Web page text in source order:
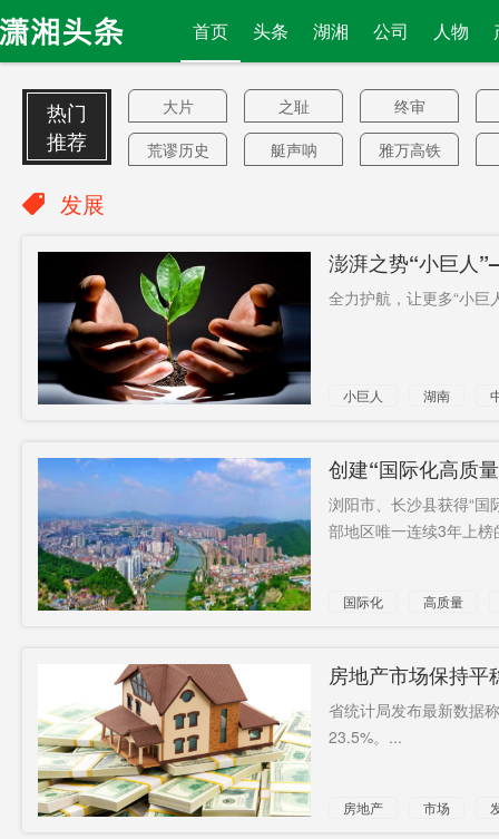
首页 头条 湖湘 公司 人物
热门
推荐
大片 之耻
终审
荒谬历史
艇声呐
雅万高铁
持平
净利润133
亿元
中国日报
派兵
再调整
湖湘
通高速
品牌曝光
缉凶 路口铺
运费
跨国
明年底
已致15死
上首次推
迟
止医疗物
资
日用百货
太阳
悬索桥
参考价格
补缴欠款
29.26亿元
硫酸镁
谷正气
发展
澎湃之势“小巨人
全力护航，让更多“小巨
小巨人 湖南
创建“国际化高质
殊荣
浏阳市、长沙县获得“
部地区唯一连续3年上
国际化 高质量
房地产市场保持平
省统计局发布最新数据
23.5%。...
房地产 市场